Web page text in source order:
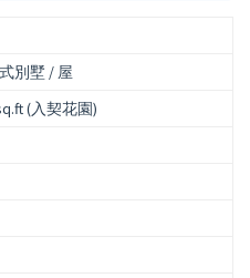
別墅 / 屋
(入契花園)